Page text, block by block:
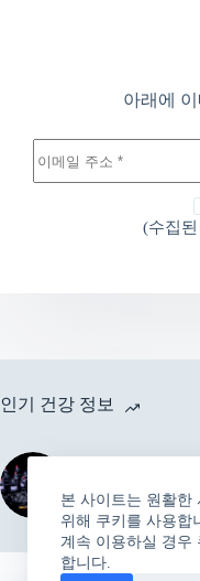
본 사이트는 원활한
위해 쿠키를 사용합
계속 이용하실 경우
합니다.
아래에
(수집
인기 건강 정보
간염 감염에